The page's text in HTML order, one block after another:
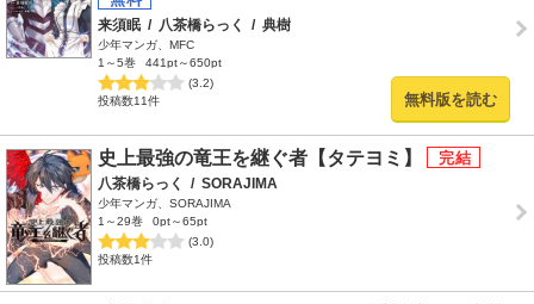
来須眠 / 八茶橋らっく / 典樹
少年マンガ、MFC
1～5巻
441pt～650pt
(3.2)
投稿数11件
無料版を読む
史上最強の竜王を継ぐ者【タテヨミ】
八茶橋らっく / SORAJIMA
少年マンガ、SORAJIMA
1～29巻
0pt～65pt
(3.0)
投稿数1件